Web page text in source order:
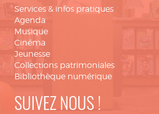
Services & infos pratiques
Agenda
Musique
Cinéma
Jeunesse
Collections patrimoniales
Bibliothèque numérique
SUIVEZ NOUS !